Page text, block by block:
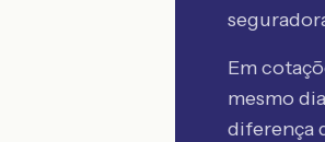
Em
mesmo
diferença